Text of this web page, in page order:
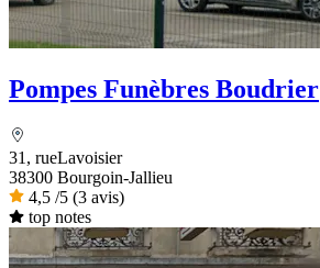
Pompes Funèbres Boudrier
31, rueLavoisier
38300 Bourgoin-Jallieu
4,5 /5 (3 avis)
top notes